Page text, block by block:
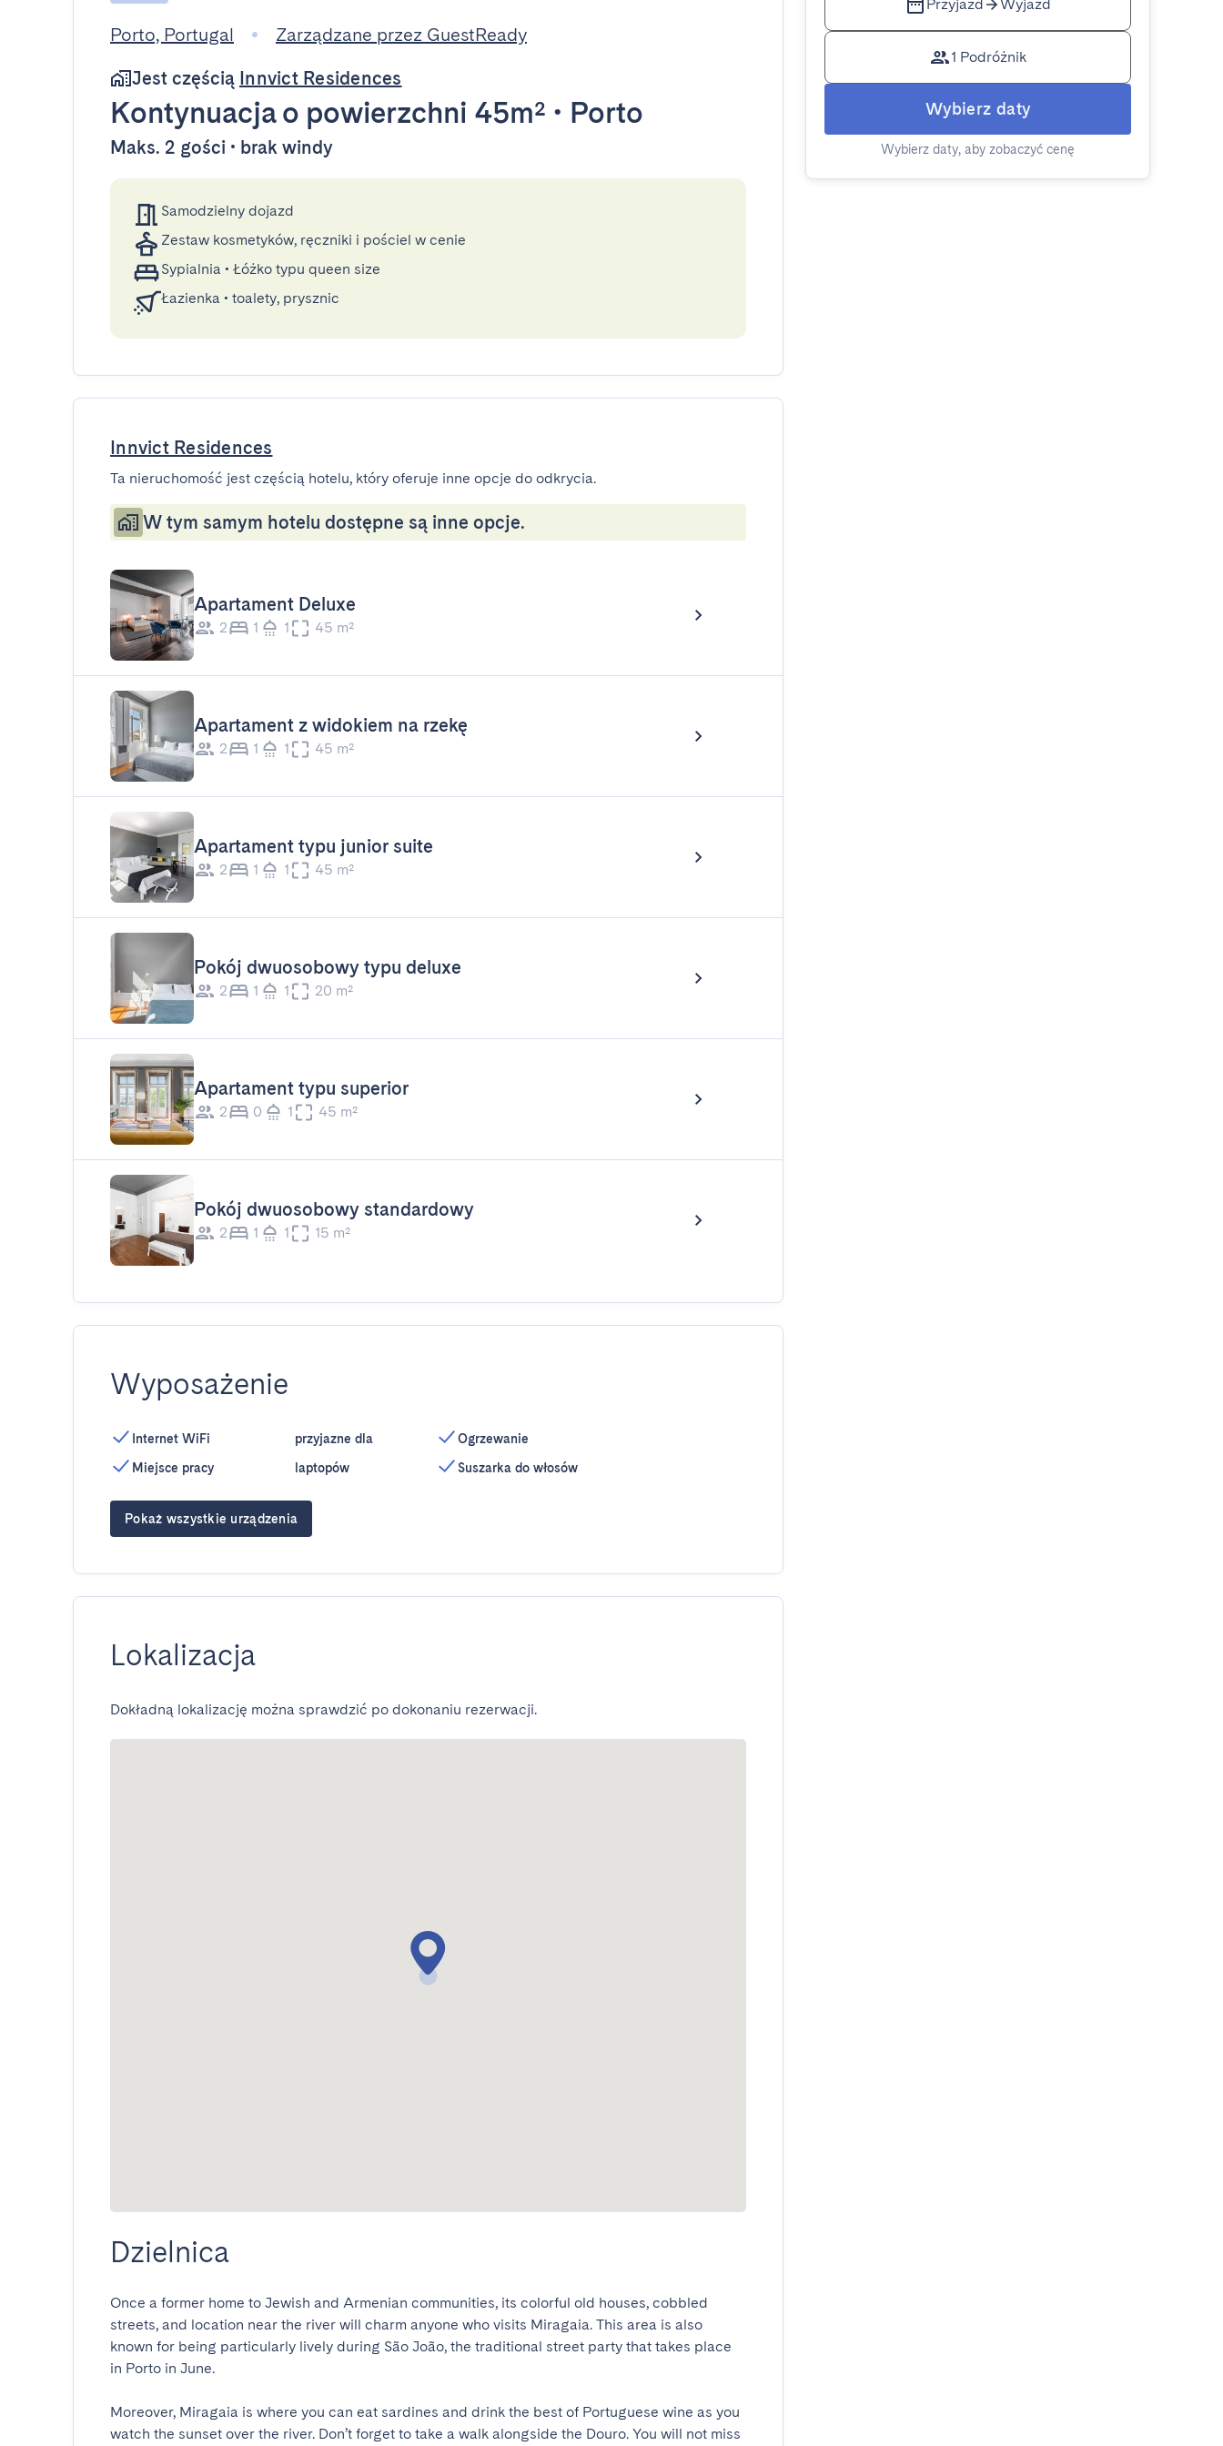
Porto, Portugal
Zarządzane przez GuestReady
Jest częścią Innvict Residences
Kontynuacjao powierzchni 45m² • Porto
Maks. 2 gości • brak windy
Samodzielny dojazd
Zestaw kosmetyków, ręczniki i pościel w cenie
Sypialnia • Łóżko typu queen size
Łazienka • toalety, prysznic
Innvict Residences
Ta nieruchomość jest częścią hotelu, który oferuje inne opcje do odkrycia.
W tym samym hotelu dostępne są inne opcje.
Apartament Deluxe
2 1 1 45 m²
Apartament z widokiem na rzekę
2 1 1 45 m²
Apartament typu junior suite
2 1 1 45 m²
Pokój dwuosobowy typu deluxe
2 1 1 20 m²
Apartament typu superior
2 0 1 45 m²
Pokój dwuosobowy standardowy
2 1 1 15 m²
Wyposażenie
Internet WiFi
Miejsce pracy
przyjazne dla
laptopów
Ogrzewanie
Suszarka do włosów
Pokaż wszystkie urządzenia
Lokalizacja
Dokładną lokalizację można sprawdzić po dokonaniu rezerwacji.
Dzielnica
Once a former home to Jewish and Armenian communities, its colorful old houses, cobbled
streets, and location near the river will charm anyone who visits Miragaia. This area is also
known for being particularly lively during São João, the traditional street party that takes place
in Porto in June.
Moreover, Miragaia is where you can eat sardines and drink the best of Portuguese wine as you
watch the sunset over the river. Don’t forget to take a walk alongside the Douro. You will not miss
Przyjazd Wyjazd
1 Podróżnik
Wybierz daty
Wybierz daty, aby zobaczyć cenę